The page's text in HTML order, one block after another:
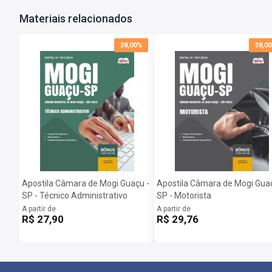
Nossos materiais são desenvolvidos com um cuidado especial,
Mais informações sobre o concurso 2024:
Vagas:1 vaga
Inscrições: De 11/12/2024 a 10/01/2025
Salário:R$ 2.710,92
Taxa de Inscrição:R$ 75,00
09/02/2025
Organizadora: Instituto Nacional de Desenvolvimento
Materiais relacionados
38,00%
Apostila Câmara de Mogi Guaçu -
SP - Técnico Administrativo
A partir de
R$ 27,90
Apostila Câmara de Mogi
SP - Motorista
A partir de
R$ 29,76